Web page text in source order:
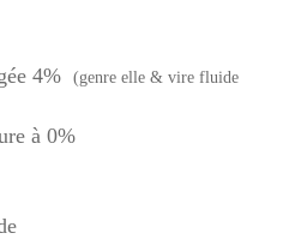
4%
(genre elle & vire fluide
à 0%